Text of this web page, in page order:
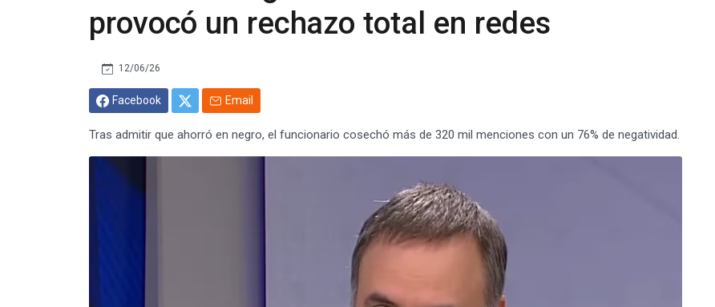
provocó un rechazo total en redes
12/06/26
Facebook Email
Tras admitir que ahorró en negro, el funcionario cosechó más de 320 mil menciones con un 76% de negatividad.